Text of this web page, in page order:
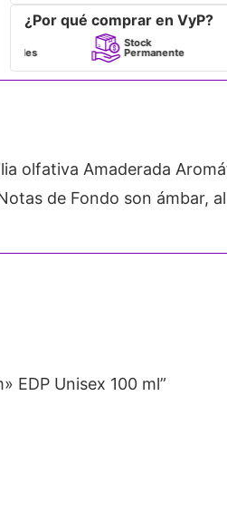
¿Por qué comprar en VyP?
Stock
Permanente
olfativa Amaderada
de Fondo son ámbar,
EDP Unisex 100 ml”